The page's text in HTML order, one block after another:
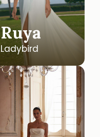
Ruya
Ladybird